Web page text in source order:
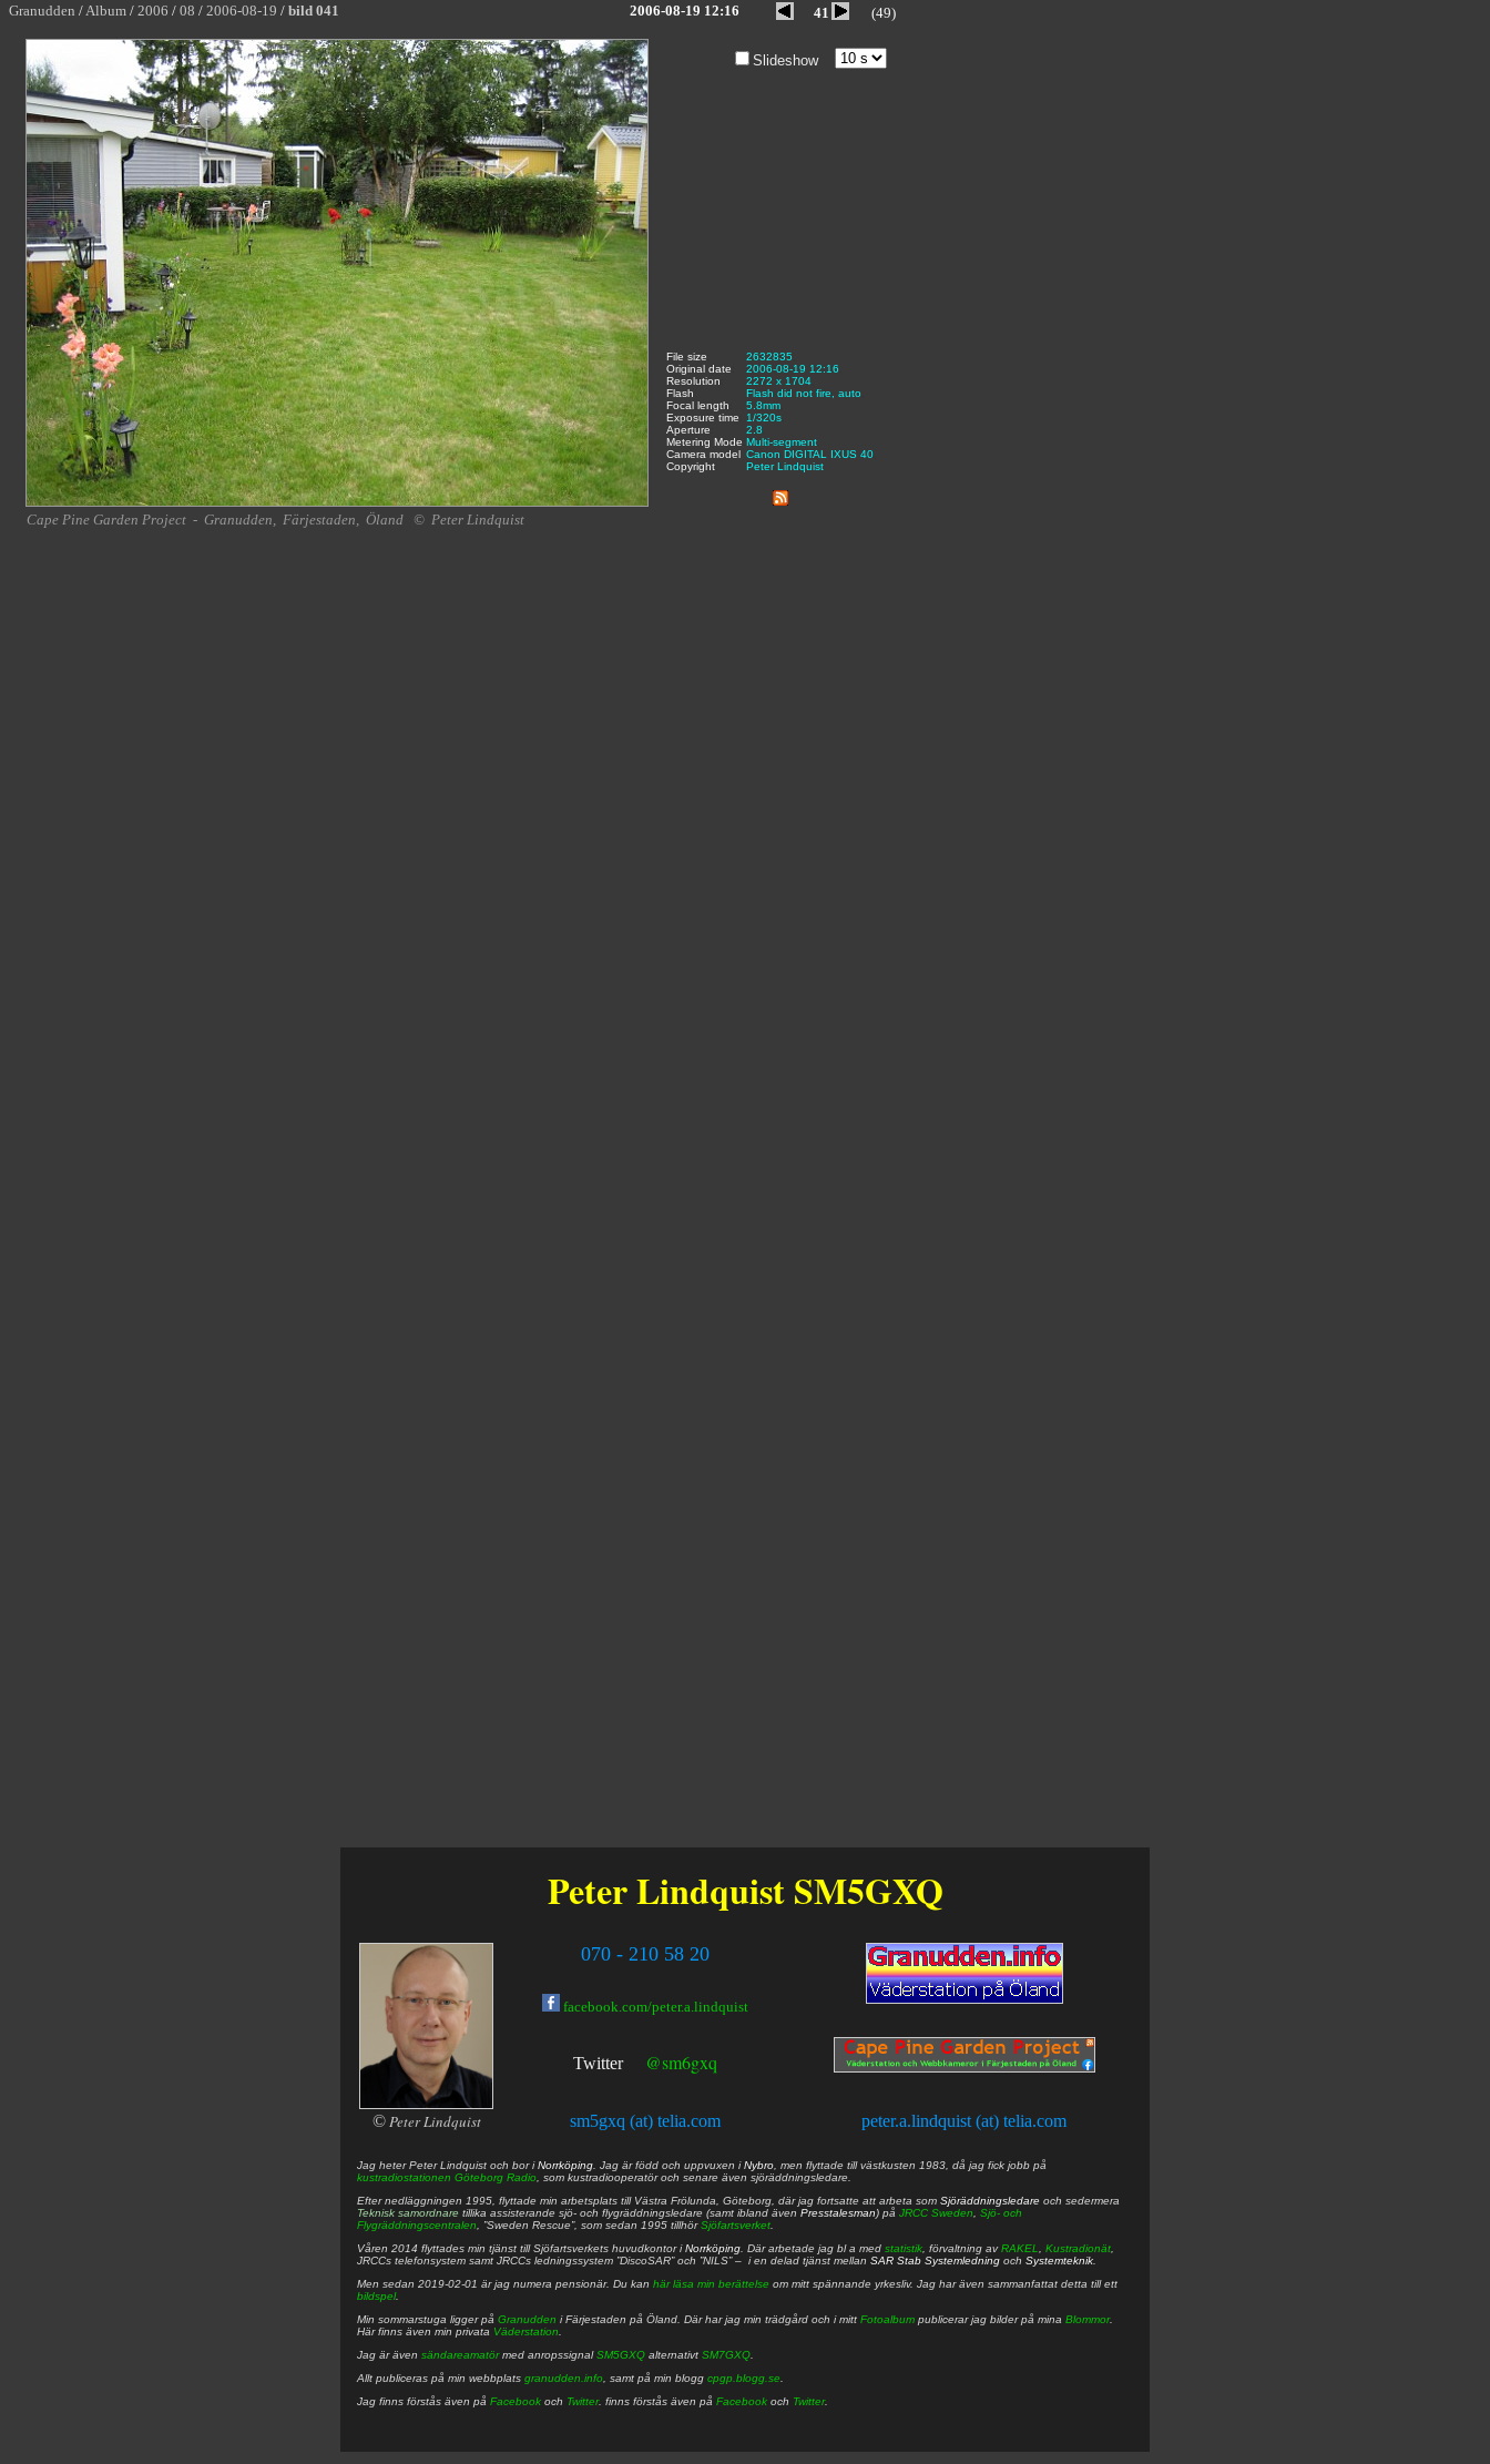
Granudden /Album / 2006 / 08 / 2006-08-19 / bild 041 2006-08-19 12:16 41 (49)
Slideshow
File size 2632835
Original date
2006-08-19 12:16
Resolution
2272 x 1704
Flash
Flash did not fire, auto
Focal length
5.8mm
Exposure time
1/320s
Aperture
2.8
Metering Mode Multi-segment
Camera model Canon DIGITAL IXUS 40
Copyright
Peter Lindquist
Cape Pine Garden Project - Granudden, Färjestaden, Öland © Peter Lindquist
Peter Lindquist SM5GXQ
© Peter Lindquist
070 - 210 58 20
facebook.com/peter.a.lindquist
Twitter @sm6gxq
sm5gxq (at) telia.com peter.a.lindquist (at) telia.com
Jag heterPeter Lindquist och bor iNorrköping . Jag är född och uppvuxen iNybro , men flyttade till västkusten 1983, då jag fick jobb på
kustradiostationen Göteborg Radio , som kustradiooperatör och senare även sjöräddningsledare.
Efter nedläggningen 1995, flyttade min arbetsplats till Västra Frölunda, Göteborg, där jag fortsatte att arbeta som Sjöräddningsledare och sedermera
Teknisk samordnare tillika assisterande sjö- och flygräddningsledare (samt ibland även Presstalesman) på JRCC Sweden
Sjö- och
Flygräddningscentralen , ”Sweden Rescue”, som sedan 1995 tillhörSjöfartsverket
Våren 2014 flyttades min tjänst till Sjöfartsverkets huvudkontor iNorrköping . Där arbetade jag bl a med statistik , förvaltning avRAKEL Kustradionät
JRCCs telefonsystem samt JRCCs ledningssystem ”DiscoSAR” och ”NILS” – i en delad tjänst mellan SAR Stab Systemledning och Systemteknik
Men sedan 2019-02-01 är jag numera pensionär. Du kan här läsa min berättelse om mitt spännande yrkesliv. Jag har även sammanfattat detta till ett
bildspel.
Min sommarstuga ligger på Granudden i Färjestaden på Öland. Där har jag min trädgård och i mitt Fotoalbum publicerar jag bilder på mina Blommor.
Här finns även min privata Väderstation
Jag är även sändareamatörmed anropssignalSM5GXQ alternativt SM7GXQ
Allt publiceras på min webbplats granudden.info , samt på min blogg cpgp.blogg.se
Jag finns förstås även på Facebook och Twitter. finns förstås även på Facebook och Twitter.